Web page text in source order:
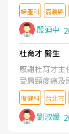
婦產科 嘉義縣
殷迺中
杜育才 醫生
感謝杜育才主
受肩頸痠痛及
檢查,也嘗試
沒有用,後來
症狀,沒多久
台灣親友介
復健科 台北市
劉淑媛